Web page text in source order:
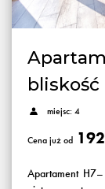
miejsc: 4
Cena już od
Apartament H7–